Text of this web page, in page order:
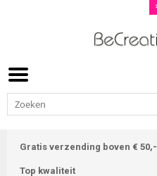
Gratis verzending boven € 50,-
Top kwaliteit